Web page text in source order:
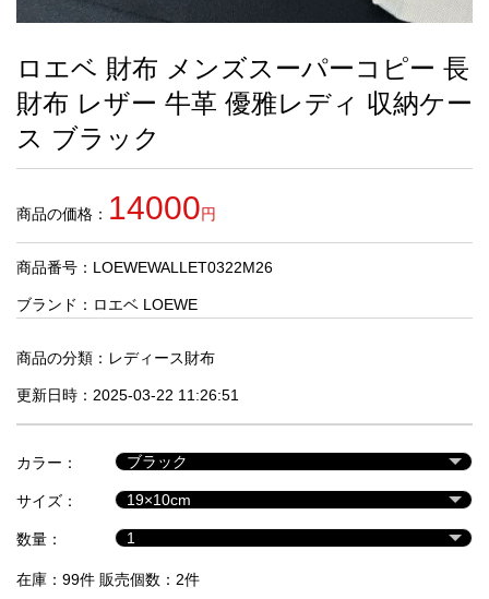
す
す
め
商
人
気
商
セ
ル
品
ロエベ 財布 メンズスーパーコピー 長
財布 レザー 牛革 優雅レディ 収納ケー
ス ブラック
商品の価格： 14000円
商品番号：LOEWEWALLET0322M26
ブランド： ロエベ LOEWE
商品の分類： レディース財布
更新日時：2025-03-22 11:26:51
カラー：
サイズ：
数量：
在庫：99件 販売個数：2件